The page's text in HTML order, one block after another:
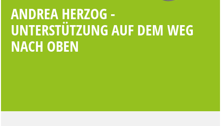
ANDREA HERZOG -
UNTERSTÜTZUNG AUF DEM WEG
NACH OBEN